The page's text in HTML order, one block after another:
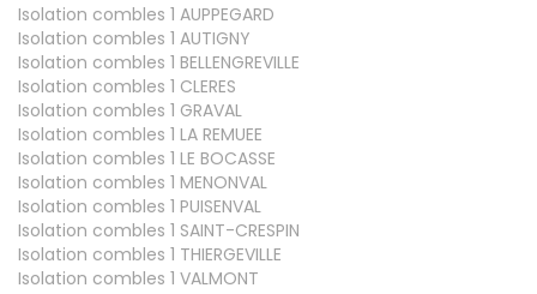
Isolation combles 1 AUPPEGARD
Isolation combles 1 AUTIGNY
Isolation combles 1 BELLENGREVILLE
Isolation combles 1 CLERES
Isolation combles 1 GRAVAL
Isolation combles 1 LA REMUEE
Isolation combles 1 LE BOCASSE
Isolation combles 1 MENONVAL
Isolation combles 1 PUISENVAL
Isolation combles 1 SAINT-CRESPIN
Isolation combles 1 THIERGEVILLE
Isolation combles 1 VALMONT